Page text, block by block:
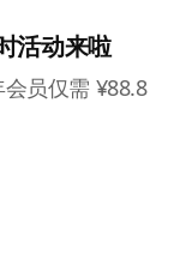
活动来啦
员仅需 ¥88.8